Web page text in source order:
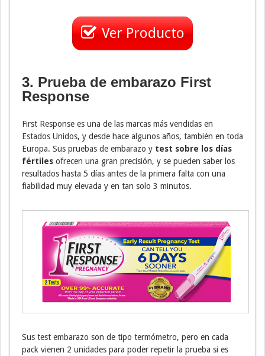
Ver Producto
3. Prueba de embarazo First
Response
First Response es una de las marcas más vendidas en
Estados Unidos, y desde hace algunos años, también en toda
Europa. Sus pruebas de embarazo y test sobre los días
fértiles ofrecen una gran precisión, y se pueden saber los
resultados hasta 5 días antes de la primera falta con una
fiabilidad muy elevada y en tan solo 3 minutos.
Sus test embarazo son de tipo termómetro, pero en cada
pack vienen 2 unidades para poder repetir la prueba si es